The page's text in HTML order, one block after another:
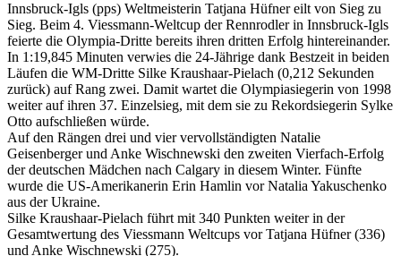
Innsbruck-Igls (pps) Weltmeisterin Tatjana Hüfner eilt von Sieg zu
Sieg. Beim 4. Viessmann-Weltcup der Rennrodler in Innsbruck-Igls
feierte die Olympia-Dritte bereits ihren dritten Erfolg hintereinander.
In 1:19,845 Minuten verwies die 24-Jährige dank Bestzeit in beiden
Läufen die WM-Dritte Silke Kraushaar-Pielach (0,212 Sekunden
zurück) auf Rang zwei. Damit wartet die Olympiasiegerin von 1998
weiter auf ihren 37. Einzelsieg, mit dem sie zu Rekordsiegerin Sylke
Otto aufschließen würde.
Auf den Rängen drei und vier vervollständigten Natalie
Geisenberger und Anke Wischnewski den zweiten Vierfach-Erfolg
der deutschen Mädchen nach Calgary in diesem Winter. Fünfte
wurde die US-Amerikanerin Erin Hamlin vor Natalia Yakuschenko
aus der Ukraine.
Silke Kraushaar-Pielach führt mit 340 Punkten weiter in der
Gesamtwertung des Viessmann Weltcups vor Tatjana Hüfner (336)
und Anke Wischnewski (275).